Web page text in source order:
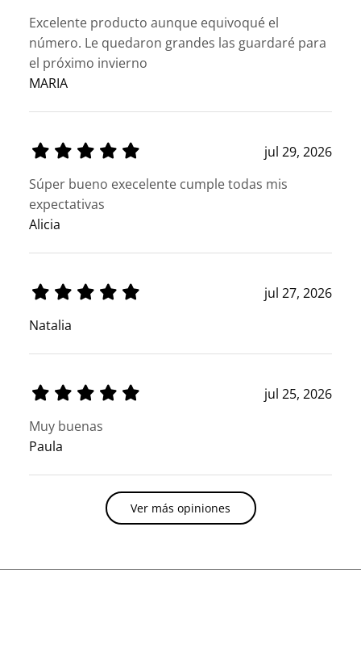
Excelente producto aunque equivoqué el
número. Le quedaron grandes las guardaré para
el próximo invierno
MARIA
jul 29, 2026
Súper bueno execelente cumple todas mis
expectativas
Alicia
jul 27, 2026
Natalia
jul 25, 2026
Muy buenas
Paula
Ver más opiniones